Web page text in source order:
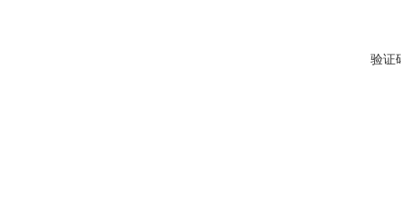
验证